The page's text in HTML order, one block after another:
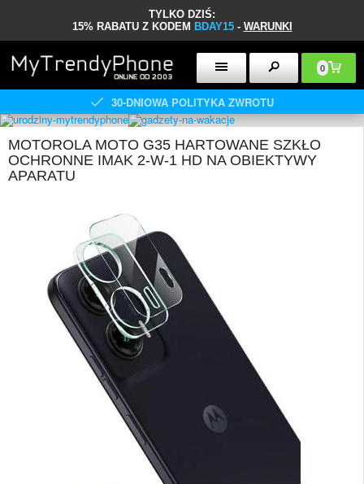
TYLKO DZIŚ:
15% RABATU Z KODEM BDAY15- WARUNKI
0
30-DNIOWA POLITYKA ZWROTU
MOTOROLA MOTO G35 HARTOWANE SZKŁO
OCHRONNE IMAK 2-W-1 HD NA OBIEKTYWY
APARATU